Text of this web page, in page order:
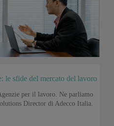
le sfide del mercato del lavoro
per il lavoro. Ne parliamo
Director di Adecco Italia.